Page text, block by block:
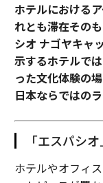
ホテルにおける
れとも滞在その
シオ ナゴヤキャ
示するホテルで
った文化体験の
日本ならではの
「エスパシ
ホテルやオフィ